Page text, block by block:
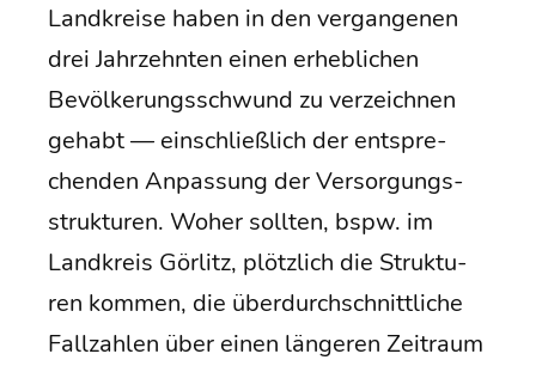
Land­krei­se haben in den ver­gan­ge­nen
drei Jahr­zehn­ten einen erheb­li­chen
Bevöl­ke­rungs­schwund zu ver­zeich­nen
gehabt — ein­schließ­lich der ent­spre­
chen­den Anpas­sung der Ver­sor­gungs­
struk­tu­ren. Woher soll­ten, bspw. im
Land­kreis Gör­litz, plötz­lich die Struk­tu­
ren kom­men, die über­durch­schnitt­li­che
Fall­zah­len über einen län­ge­ren Zeit­raum